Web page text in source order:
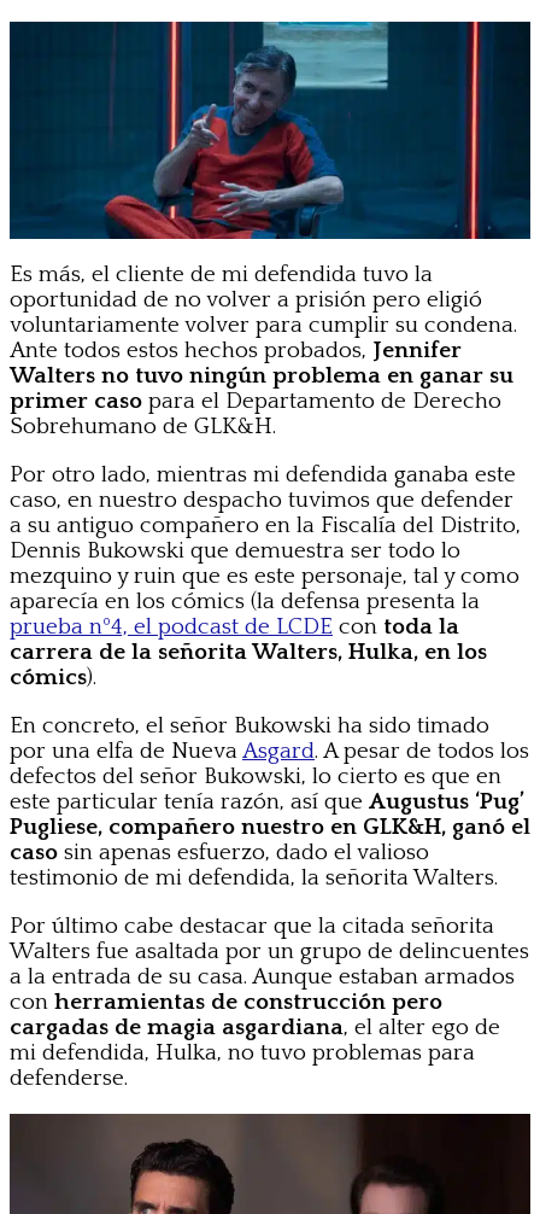
Es más, el cliente de mi defendida tuvo la
oportunidad de no volver a prisión pero eligió
voluntariamente volver para cumplir su condena.
Ante todos estos hechos probados, Jennifer
Walters no tuvo ningún problema en ganar su
primer caso para el Departamento de Derecho
Sobrehumano de GLK&H.
Por otro lado, mientras mi defendida ganaba este
caso, en nuestro despacho tuvimos que defender
a su antiguo compañero en la Fiscalía del Distrito,
Dennis Bukowski que demuestra ser todo lo
mezquino y ruin que es este personaje, tal y como
aparecía en los cómics (la defensa presenta la
prueba nº4, el podcast de LCDE con toda la
carrera de la señorita Walters, Hulka, en los
cómics).
En concreto, el señor Bukowski ha sido timado
por una elfa de NuevaAsgard. A pesar de todos los
defectos del señor Bukowski, lo cierto es que en
este particular tenía razón, así que Augustus ‘Pug’
Pugliese, compañero nuestro en GLK&H, ganó el
caso sin apenas esfuerzo, dado el valioso
testimonio de mi defendida, la señorita Walters.
Por último cabe destacar que la citada señorita
Walters fue asaltada por un grupo de delincuentes
a la entrada de su casa. Aunque estaban armados
con herramientas de construcción pero
cargadas de magia asgardiana, el alter ego de
mi defendida, Hulka, no tuvo problemas para
defenderse.